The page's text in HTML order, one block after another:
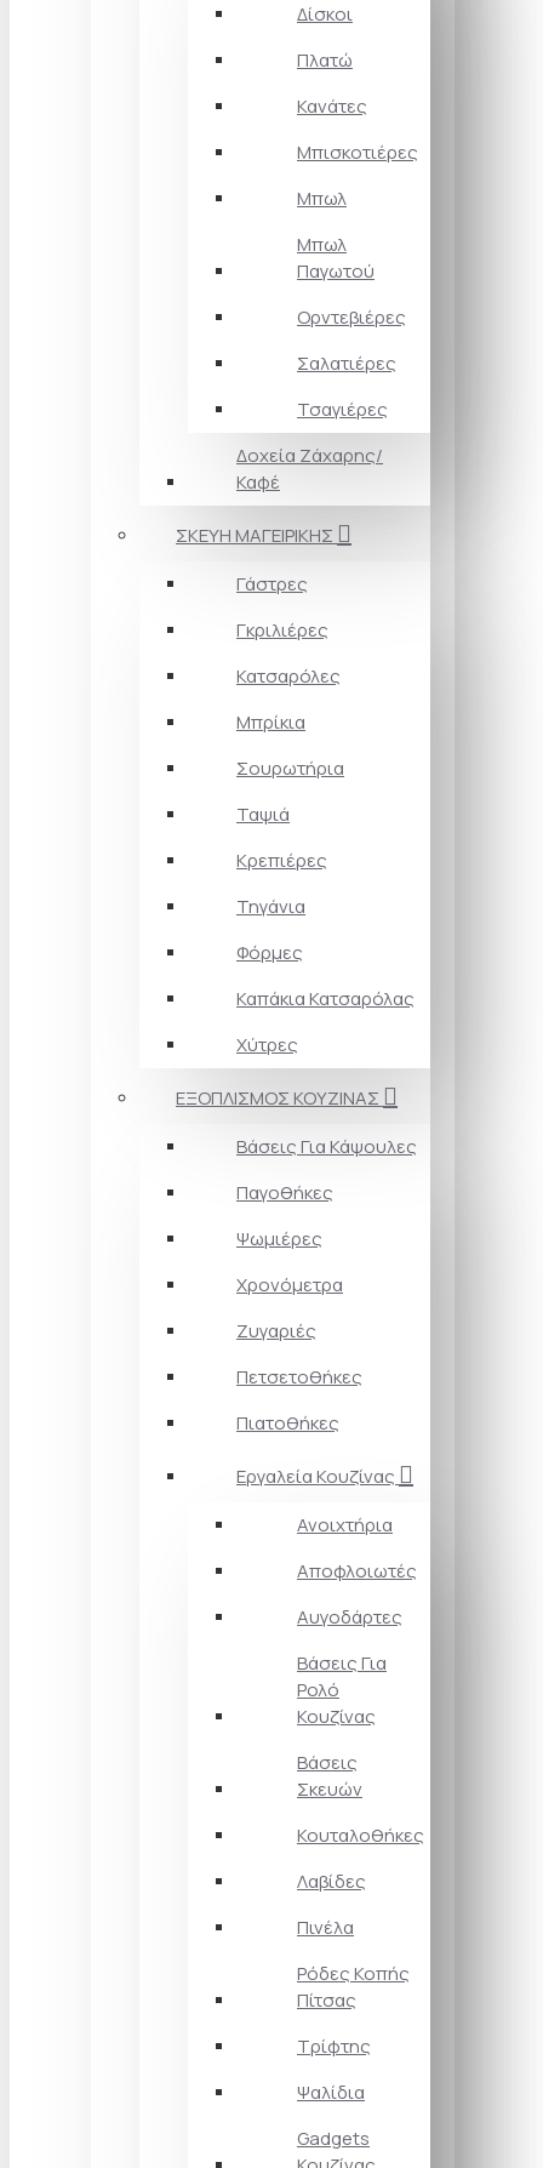
Δίσκοι
Πλατώ
Κανάτες
Μπισκοτιέρες
Μπωλ
Μπωλ
Παγωτού
Ορντεβιέρες
Σαλατιέρες
Τσαγιέρες
Δοχεία Ζάχαρης/
Καφέ
ΣΚΕΥΗ ΜΑΓΕΙΡΙΚΗΣ
Γάστρες
Γκριλιέρες
Κατσαρόλες
Μπρίκια
Σουρωτήρια
Ταψιά
Κρεπιέρες
Τηγάνια
Φόρμες
Καπάκια Κατσαρόλας
Χύτρες
ΕΞΟΠΛΙΣΜΟΣ ΚΟΥΖΙΝΑΣ
Βάσεις Για Κάψουλες
Παγοθήκες
Ψωμιέρες
Χρονόμετρα
Ζυγαριές
Πετσετοθήκες
Πιατοθήκες
Εργαλεία Κουζίνας
Ανοιχτήρια
Αποφλοιωτές
Αυγοδάρτες
Βάσεις Για
Ρολό
Κουζίνας
Βάσεις
Σκευών
Κουταλοθήκες
Λαβίδες
Πινέλα
Ρόδες Κοπής
Πίτσας
Τρίφτης
Ψαλίδια
Gadgets